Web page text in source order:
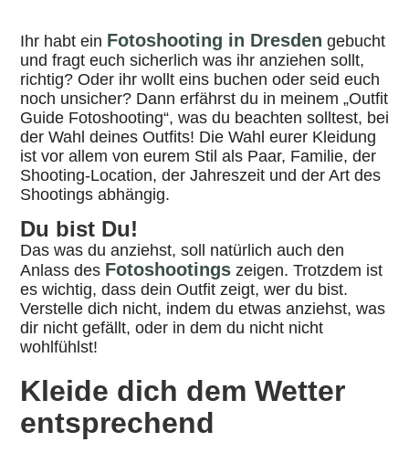
Ihr habt ein Fotoshooting in Dresden gebucht
und fragt euch sicherlich was ihr anziehen sollt,
richtig? Oder ihr wollt eins buchen oder seid euch
noch unsicher? Dann erfährst du in meinem „Outfit
Guide Fotoshooting“, was du beachten solltest, bei
der Wahl deines Outfits! Die Wahl eurer Kleidung
ist vor allem von eurem Stil als Paar, Familie, der
Shooting-Location, der Jahreszeit und der Art des
Shootings abhängig.
Du bist Du!
Das was du anziehst, soll natürlich auch den
Anlass des Fotoshootings zeigen. Trotzdem ist
es wichtig, dass dein Outfit zeigt, wer du bist.
Verstelle dich nicht, indem du etwas anziehst, was
dir nicht gefällt, oder in dem du nicht nicht
wohlfühlst!
Kleide dich dem Wetter
entsprechend